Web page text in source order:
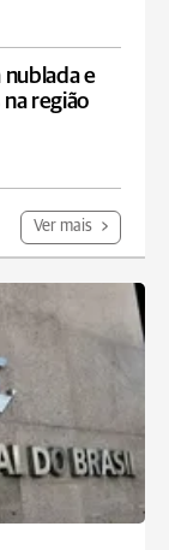
nublada e
região
Ver mais